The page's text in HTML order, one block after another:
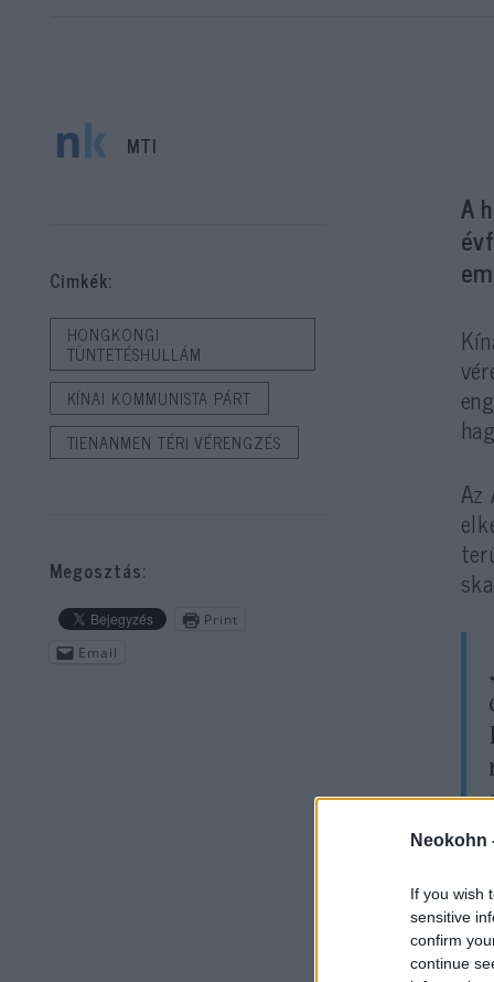
Neokohn
If you wish
sensitive
confirm
continue
A
Az
–
MTI
Cimkék:
HONGKONGI
TÜNTETÉSHULLÁM
KÍNAI KOMMUNISTA PÁRT
TIENANMEN TÉRI VÉRENGZÉS
Megosztás:
Print
Email